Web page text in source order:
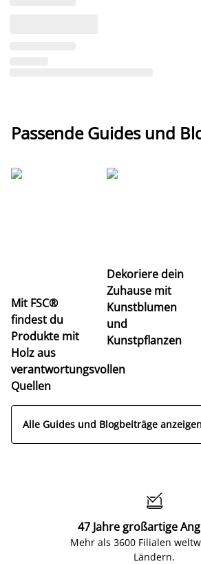
Passende Guides und
Mit FSC®
findest du
Produkte mit
Holz aus
verantwortungsvollen
Quellen
Dekoriere dein
Zuhause mit
Kunstblumen
und
Kunstpflanzen
Alle Guides und Blogbeiträge anzeigen

47 Jahre großartige
Mehr als 3600 Filialen
Ländern.